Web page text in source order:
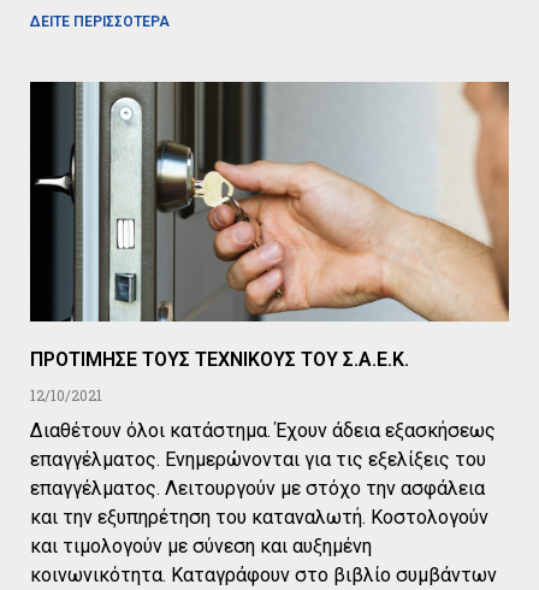
ΔΕΙΤΕ ΠΕΡΙΣΣΟΤΕΡΑ
ΠΡΟΤΙΜΗΣΕ ΤΟΥΣ ΤΕΧΝΙΚΟΥΣ ΤΟΥ Σ.Α.Ε.Κ.
12/10/2021
Διαθέτουν όλοι κατάστημα. Έχουν άδεια εξασκήσεως
επαγγέλματος. Ενημερώνονται για τις εξελίξεις του
επαγγέλματος. Λειτουργούν με στόχο την ασφάλεια
και την εξυπηρέτηση του καταναλωτή. Κοστολογούν
και τιμολογούν με σύνεση και αυξημένη
κοινωνικότητα. Καταγράφουν στο βιβλίο συμβάντων